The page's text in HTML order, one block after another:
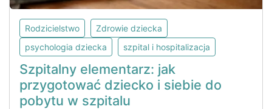
Rodzicielstwo
Zdrowie dziecka
psychologia dziecka
szpital i hospitalizacja
Szpitalny elementarz: jak
przygotować dziecko i siebie do
pobytu w szpitalu